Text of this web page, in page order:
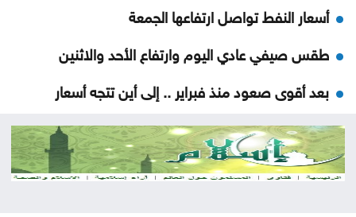
أسعار النفط تواصل ارتفاعها الجمعة
طقس صيفي عادي اليوم وارتفاع الأحد والاثنين
بعد أقوى صعود منذ فبراير .. إلى أين تتجه أسعار
تهنئة لــ الدكتور القاضي بسام التلاهين